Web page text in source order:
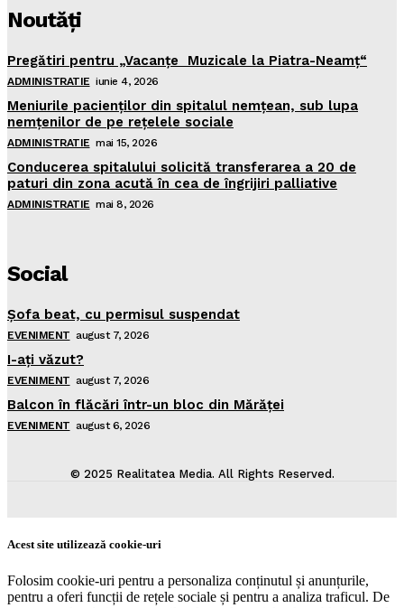
Noutăţi
Pregătiri pentru „Vacanţe Muzicale la Piatra-Neamţ“
ADMINISTRATIE iunie 4, 2026
Meniurile pacienţilor din spitalul nemţean, sub lupa
nemţenilor de pe reţelele sociale
ADMINISTRATIE mai 15, 2026
Conducerea spitalului solicită transferarea a 20 de
paturi din zona acută în cea de îngrijiri palliative
ADMINISTRATIE mai 8, 2026
Social
Şofa beat, cu permisul suspendat
EVENIMENT august 7, 2026
I-aţi văzut?
EVENIMENT august 7, 2026
Balcon în flăcări într-un bloc din Mărăţei
EVENIMENT august 6, 2026
© 2025 Realitatea Media. All Rights Reserved.
Acest site utilizează cookie-uri
Folosim cookie-uri pentru a personaliza conținutul și anunțurile,
pentru a oferi funcții de rețele sociale și pentru a analiza traficul. De